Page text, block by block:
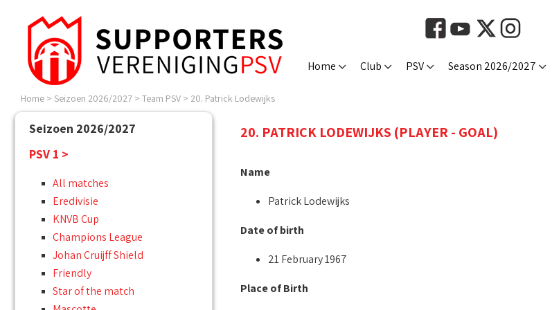
Home Club PSV Season 2026/2027
Home > Seizoen 2026/2027 > Team PSV > 20. Patrick Lodewijks
Seizoen 2026/2027
PSV 1 >
All matches
Eredivisie
KNVB Cup
Champions League
Johan Cruijff Shield
Friendly
Star of the match
20. PATRICK LODEWIJKS (PLAYER - GOAL)
Name
Patrick Lodewijks
Date of birth
21 February 1967
Place of Birth